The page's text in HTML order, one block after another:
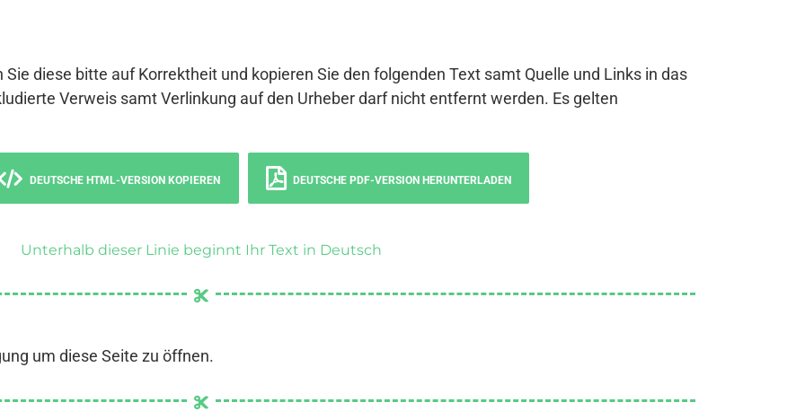
diese bitte auf Korrektheit und kopieren Sie den folgenden Text samt Quelle und Links in das
Verweis samt Verlinkung auf den Urheber darf nicht entfernt werden. Es gelten
DEUTSCHE HTML-VERSION KOPIEREN DEUTSCHE PDF-VERSION HERUNTERLADEN
Unterhalb dieser Linie beginnt Ihr Text in Deutsch
um diese Seite zu öffnen.